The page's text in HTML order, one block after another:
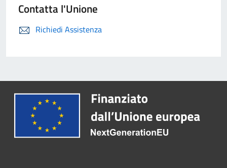
Contatta l'Unione
Richiedi Assistenza